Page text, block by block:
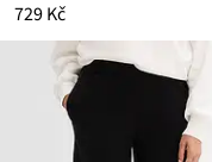
729 Kč